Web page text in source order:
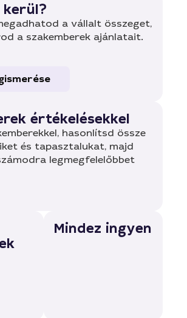
kerül?
a vállalt összeget,
a szakemberek ajánlatait.
értékelésekkel
hasonlítsd össze
és tapasztalukat, majd
legmegfelelőbbet
Mindez ingyen